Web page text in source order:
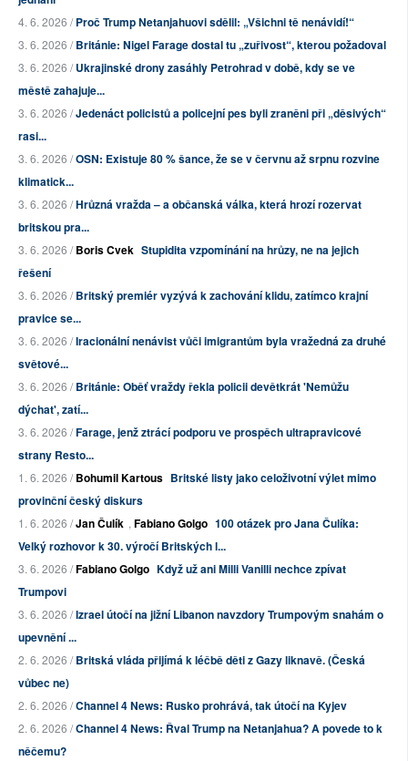
4. 6. 2026 /Proč Trump Netanjahuovi sdělil: „Všichni tě nenávidí!“
3. 6. 2026 /Británie: Nigel Farage dostal tu „zuřivost“, kterou požadoval
3. 6. 2026 /Ukrajinské drony zasáhly Petrohrad v době, kdy se ve
městě zahajuje...
3. 6. 2026 /Jedenáct policistů a policejní pes byli zraněni při „děsivých“
rasi...
3. 6. 2026 /OSN: Existuje 80 % šance, že se v červnu až srpnu rozvine
klimatick...
3. 6. 2026 /Hrůzná vražda – a občanská válka, která hrozí rozervat
britskou pra...
3. 6. 2026 /Boris Cvek Stupidita vzpomínání na hrůzy, ne na jejich
řešení
3. 6. 2026 /Britský premiér vyzývá k zachování klidu, zatímco krajní
pravice se...
3. 6. 2026 /Iracionální nenávist vůči imigrantům byla vražedná za druhé
světové...
3. 6. 2026 /Británie: Oběť vraždy řekla policii devětkrát 'Nemůžu
dýchat', zatí...
3. 6. 2026 /Farage, jenž ztrácí podporu ve prospěch ultrapravicové
strany Resto...
1. 6. 2026 /Bohumil Kartous Britské listy jako celoživotní výlet mimo
provinční český diskurs
1. 6. 2026 /Jan Čulík ,Fabiano Golgo 100 otázek pro Jana Čulíka:
Velký rozhovor k 30. výročí Britských l...
3. 6. 2026 /Fabiano Golgo Když už ani Milli Vanilli nechce zpívat
Trumpovi
3. 6. 2026 /Izrael útočí na jižní Libanon navzdory Trumpovým snahám o
upevnění ...
2. 6. 2026 /Britská vláda přijímá k léčbě děti z Gazy liknavě. (Česká
vůbec ne)
2. 6. 2026 /Channel 4 News: Rusko prohrává, tak útočí na Kyjev
2. 6. 2026 /Channel 4 News: Řval Trump na Netanjahua? A povede to k
něčemu?